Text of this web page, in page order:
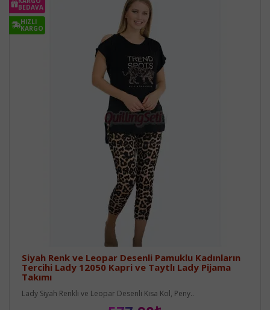
BEDAVA
HIZLI
KARGO
Siyah Renk ve Leopar Desenli Pamuklu Kadınların
Tercihi Lady 12050 Kapri ve Taytlı Lady Pijama
Takımı
Lady Siyah Renkli ve Leopar Desenli Kısa Kol, Peny..